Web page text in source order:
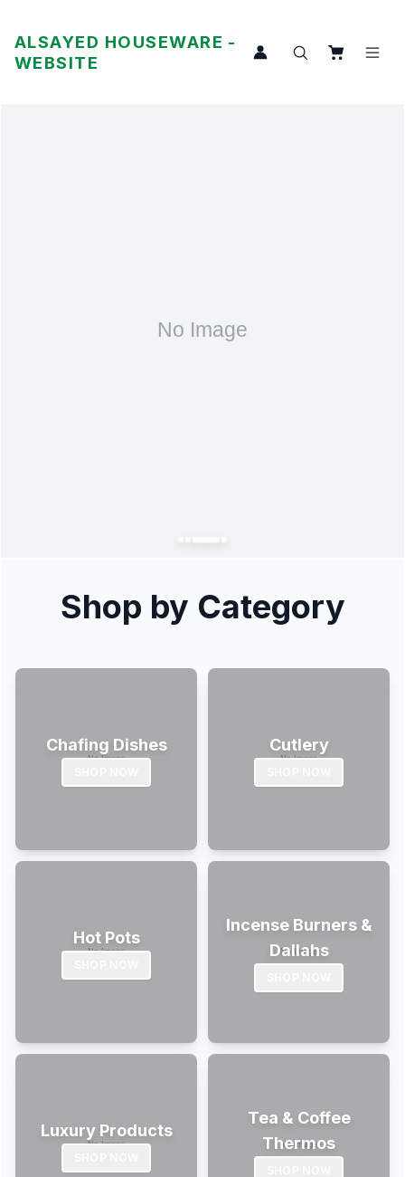
ALSAYED HOUSEWARE -
WEBSITE
Shop by Category
Chafing Dishes Cutlery
Hot Pots
Incense Burners &
Dallahs
Luxury Products
Tea & Coffee
Thermos